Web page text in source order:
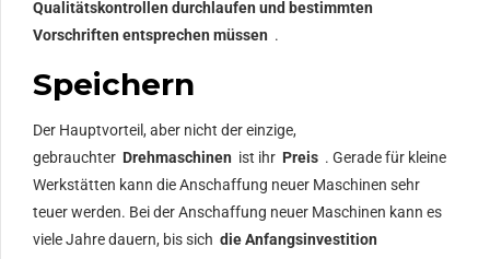
Qualitätskontrollen durchlaufen und bestimmten
Vorschriften entsprechen müssen .
Speichern
Der Hauptvorteil, aber nicht der einzige,
gebrauchter Drehmaschinen ist ihr Preis . Gerade für kleine
Werkstätten kann die Anschaffung neuer Maschinen sehr
teuer werden. Bei der Anschaffung neuer Maschinen kann es
viele Jahre dauern, bis sich die Anfangsinvestition